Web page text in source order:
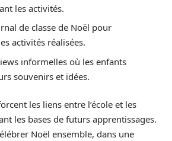
les activités.
de classe de Noël pour
activités réalisées.
informelles où les enfants
souvenirs et idées.
les liens entre l’école et les
les bases de futurs apprentissages.
Noël ensemble, dans une